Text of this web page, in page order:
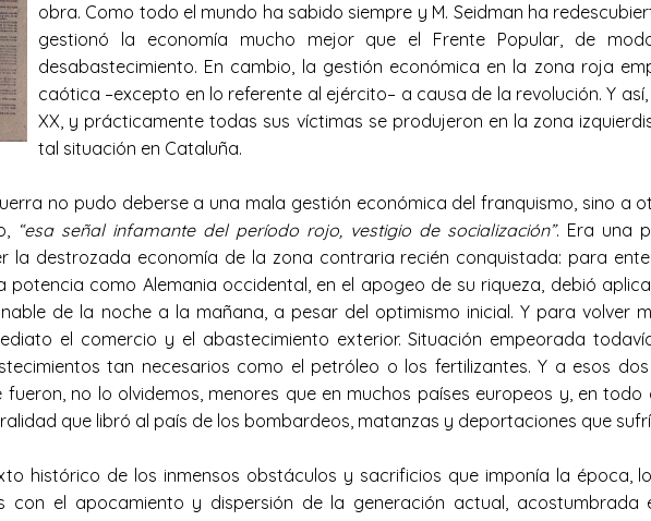
obra. Como todo el mundo ha sabido siempre y M. Seidman ha
gestionó la economía mucho mejor que el Frente Popular, de
desabastecimiento. En cambio, la gestión económica en la zona roja
caótica –excepto en lo referente al ejército– a causa de la revolución. Y
XX, y prácticamente todas sus víctimas se produjeron en la zona
tal situación en Cataluña.
no pudo deberse a una mala gestión económica del franquismo, sino a
“esa señal infamante del período rojo, vestigio de socialización”. Era una
la destrozada economía de la zona contraria recién conquistada: para
potencia como Alemania occidental, en el apogeo de su riqueza, debió
de la noche a la mañana, a pesar del optimismo inicial. Y para volver
el comercio y el abastecimiento exterior. Situación empeorada
tan necesarios como el petróleo o los fertilizantes. Y a esos
fueron, no lo olvidemos, menores que en muchos países europeos y, en
que libró al país de los bombardeos, matanzas y deportaciones que
histórico de los inmensos obstáculos y sacrificios que imponía la época,
con el apocamiento y dispersión de la generación actual,